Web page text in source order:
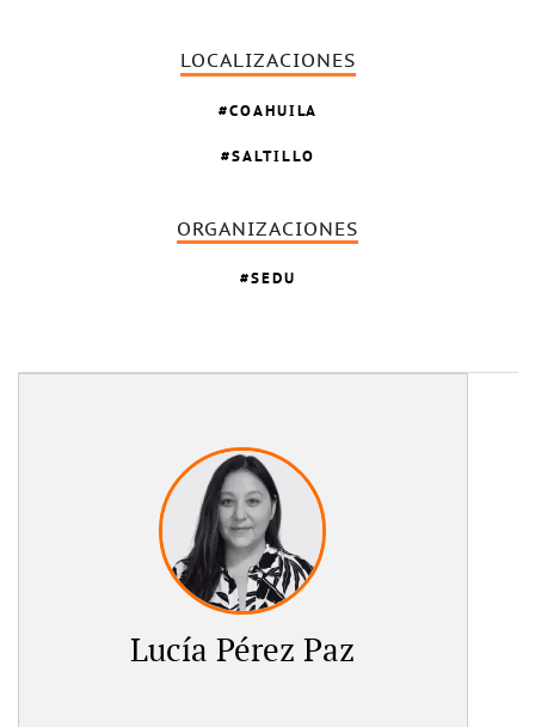
LOCALIZACIONES
COAHUILA
SALTILLO
ORGANIZACIONES
SEDU
Lucía Pérez Paz